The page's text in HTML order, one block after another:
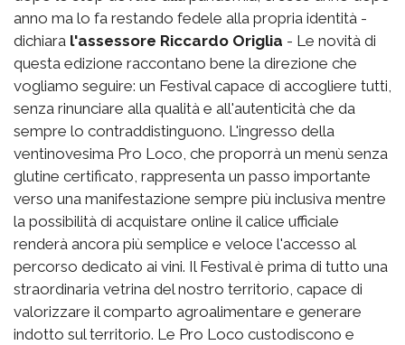
anno ma lo fa restando fedele alla propria identità -
dichiara l'assessore Riccardo Origlia - Le novità di
questa edizione raccontano bene la direzione che
vogliamo seguire: un Festival capace di accogliere tutti,
senza rinunciare alla qualità e all'autenticità che da
sempre lo contraddistinguono. L'ingresso della
ventinovesima Pro Loco, che proporrà un menù senza
glutine certificato, rappresenta un passo importante
verso una manifestazione sempre più inclusiva mentre
la possibilità di acquistare online il calice ufficiale
renderà ancora più semplice e veloce l'accesso al
percorso dedicato ai vini. Il Festival è prima di tutto una
straordinaria vetrina del nostro territorio, capace di
valorizzare il comparto agroalimentare e generare
indotto sul territorio. Le Pro Loco custodiscono e